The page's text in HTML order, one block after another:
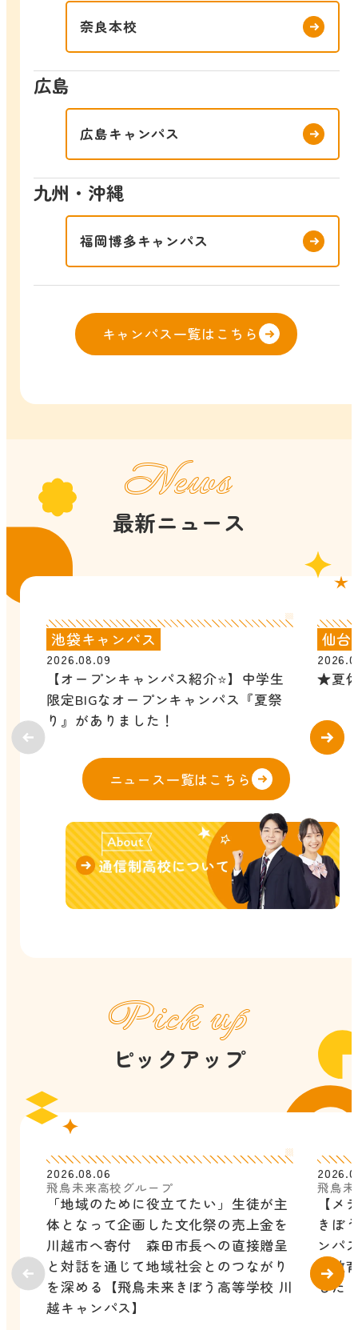
奈良本校
広島
広島キャンパス
九州・沖縄
福岡博多キャンパス
キャンパス一覧はこちら
News
最新ニュース
池袋キャンパス
2026.08.09
【オープンキャンパス紹介⭐】中学生
限定BIGなオープンキャンパス『夏祭
り』がありました！
仙台
★夏
ニュース一覧はこちら
Pick up
ピックアップ
2026.08.06
飛鳥未来高校グループ
「地域のために役立てたい」生徒が主
体となって企画した文化祭の売上金を
川越市へ寄付 森田市長への直接贈呈
と対話を通じて地域社会とのつながり
を深める【飛鳥未来きぼう高等学校 川
越キャンパス】
飛鳥
【メ
きぼ
ンパ
ル教
した